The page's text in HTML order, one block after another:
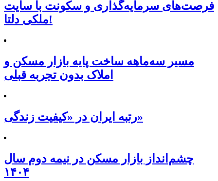
فرصت‌های سرمایه‌گذاری و سکونت با سایت
ملکی دلتا!
مسیر سه‌ماهه ساخت پایه بازار مسکن و
املاک بدون تجربه قبلی
رتبه ایران در «کیفیت زندگی»
چشم‌انداز بازار مسکن در نیمه دوم سال
۱۴۰۴